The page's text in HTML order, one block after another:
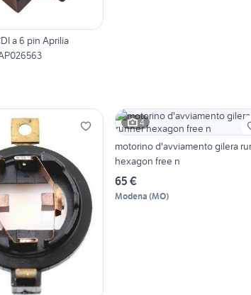
a 6 pin Aprilia
4
motorino d'avviamento gilera
hexagon free n
65 €
Modena (MO)